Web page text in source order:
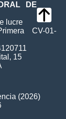
DE
lucre
CV-01-
15
(2026)